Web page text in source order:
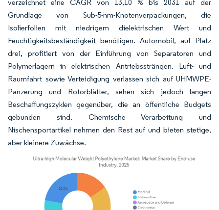
verzeichnet eine CAGR von 13,10 % bis 2031 auf der
Grundlage von Sub-5-nm-Knotenverpackungen, die
Isolierfolien mit niedrigem dielektrischen Wert und
Feuchtigkeitsbeständigkeit benötigen. Automobil, auf Platz
drei, profitiert von der Einführung von Separatoren und
Polymerlagern in elektrischen Antriebssträngen. Luft- und
Raumfahrt sowie Verteidigung verlassen sich auf UHMWPE-
Panzerung und Rotorblätter, sehen sich jedoch langen
Beschaffungszyklen gegenüber, die an öffentliche Budgets
gebunden sind. Chemische Verarbeitung und
Nischensportartikel nehmen den Rest auf und bieten stetige,
aber kleinere Zuwächse.